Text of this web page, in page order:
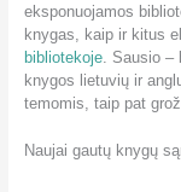
eksponuojamos
knygas, kaip ir kitus
bibliotekoje. Sausio –
knygos lietuvių ir
temomis, taip pat
Naujai gautų knygų